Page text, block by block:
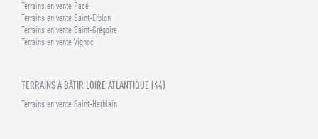
Terrains en vente Pacé
Terrains en vente Saint-Erblon
Terrains en vente Saint-Grégoire
Terrains en vente Vignoc
TERRAINS À BÂTIR LOIRE ATLANTIQUE (44)
Terrains en vente Saint-Herblain